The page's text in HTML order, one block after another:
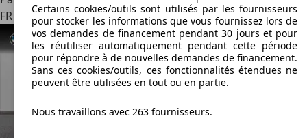
FR 94270Kremlin Bicetre
Certains cookies/outils sont utilisés par les fournisseurs
pour stocker les informations que vous fournissez lors de
vos demandes de financement pendant 30 jours et pour
les réutiliser automatiquement pendant cette période
pour répondre à de nouvelles demandes de financement.
Sans ces cookies/outils, ces fonctionnalités étendues ne
peuvent être utilisées en tout ou en partie.
Nous travaillons avec 263 fournisseurs.